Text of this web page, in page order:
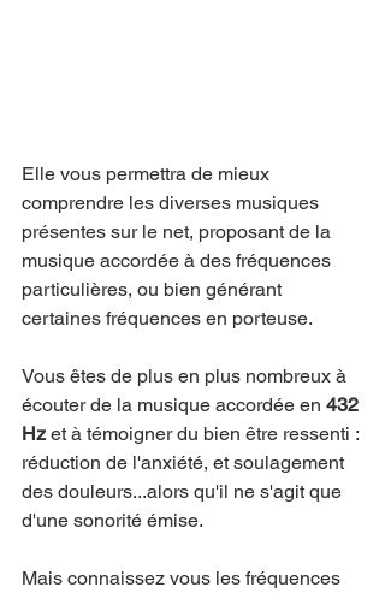
Elle vous permettra de mieux
comprendre les diverses musiques
présentes sur le net, proposant de la
musique accordée à des fréquences
particulières, ou bien générant
certaines fréquences en porteuse.
Vous êtes de plus en plus nombreux à
écouter de la musique accordée en 432
Hz et à témoigner du bien être ressenti :
réduction de l'anxiété, et soulagement
des douleurs...alors qu'il ne s'agit que
d'une sonorité émise.
Mais connaissez vous les fréquences